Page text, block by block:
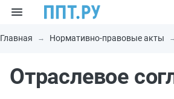
Главная Нормативно-правовые акты
Отраслевое